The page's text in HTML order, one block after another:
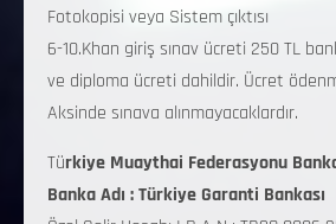
Fotokopisi veya Sistem çıktısı
6-10.Khan giriş sınav ücreti 250 TL
ve diploma ücreti dahildir. Ücret
Aksinde sınava alınmayacaklardır.
Türkiye Muaythai Federasyonu
Banka Adı : Türkiye Garanti Bankası